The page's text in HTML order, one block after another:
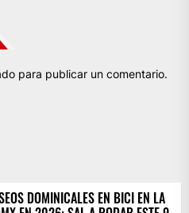
para publicar un comentario.
DOMINICALES EN BICI EN LA